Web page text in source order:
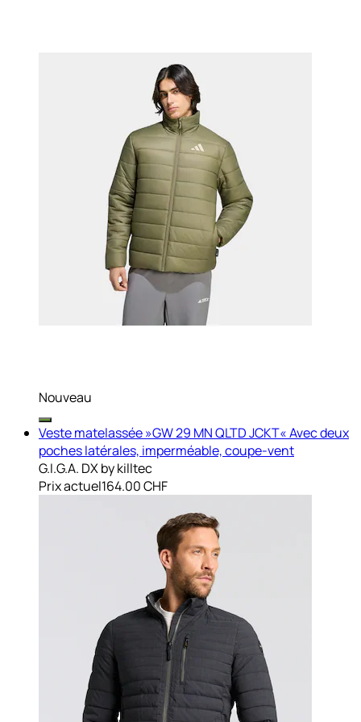
Nouveau
Veste matelassée »GW 29 MN QLTD JCKT« Avec deux
poches latérales, imperméable, coupe-vent
G.I.G.A. DX by killtec
Prix actuel164.00 CHF